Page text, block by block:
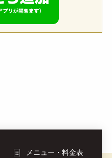
メニュー・料金表